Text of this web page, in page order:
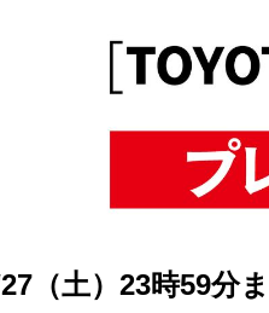
（土）23時59分